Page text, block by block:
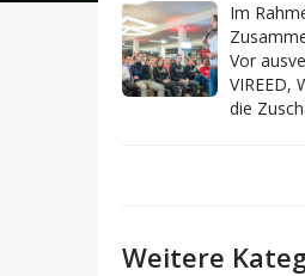
Im
Vor
VIREED,
die
Weitere